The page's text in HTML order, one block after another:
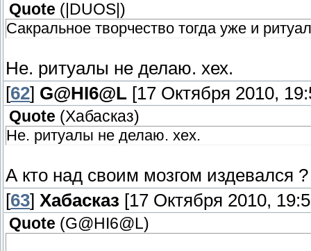
Quote ( |DUОS| )
Сакральное творчество тогда уже и
Не. ритуалы не делаю. хех.
[62] G@HI6@L [17 Октября 2010,
Quote (Хабасказ)
Не. ритуалы не делаю. хех.
А кто над своим мозгом издевался
[63] Хабасказ [17 Октября 2010,
Quote (G@HI6@L)